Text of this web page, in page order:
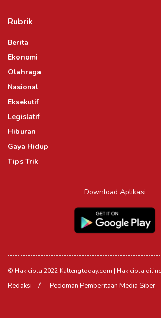
Rubrik
Berita
Ekonomi
Olahraga
Nasional
Eksekutif
Legislatif
Hiburan
Gaya Hidup
Tips Trik
Download Aplikasi
© Hak cipta 2022 Kaltengtoday.com | Hak cipta
Redaksi Pedoman Pemberitaan Media Siber